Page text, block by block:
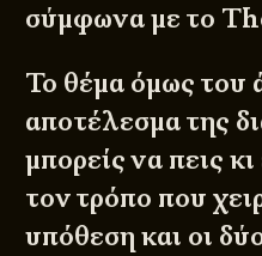
σύμφωνα με το
Το θέμα όμως του
αποτέλεσμα της
μπορείς να πεις
τον τρόπο που
υπόθεση και οι